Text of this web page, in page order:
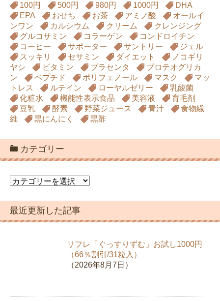
100円 500円 980円 1000円
DHA
EPA
おせち お茶 アミノ酸
オールイ
ンワン
カルシウム クリーム
クレンジング
グルコサミン
コラーゲン
コンドロイチン
コーヒー
サポーター サントリー
ジェル
スッキリ
セサミン ダイエット
ノコギリ
ヤシ
ビタミン プラセンタ
プロテオグリカ
ン
ペプチド ポリフェノール マスク
マッ
トレス
ルテイン ローヤルゼリー
乳酸菌
化粧水
機能性表示食品 美容液
育毛剤
豆乳
酵素 野菜ジュース 青汁
食物繊
維
黒にんにく 黒酢
カテゴリー
カ
ゴ
リ
ー
最近更新した記事
リフレ「ぐっすりずむ」お試し1000円
（66％割引/31粒入）
（2026年8月7日）